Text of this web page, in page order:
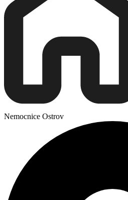
Nemocnice Ostrov